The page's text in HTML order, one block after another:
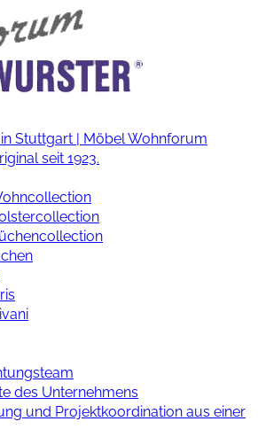
Stuttgart | Möbel Wohnforum
seit 1923.
des Unternehmens
und Projektkoordination aus einer